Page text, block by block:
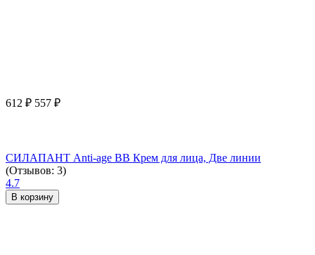
612 ₽ 557 ₽
СИЛАПАНТ Anti-age ВВ Крем для лица, Две линии
(Отзывов: 3)
4.7
В корзину